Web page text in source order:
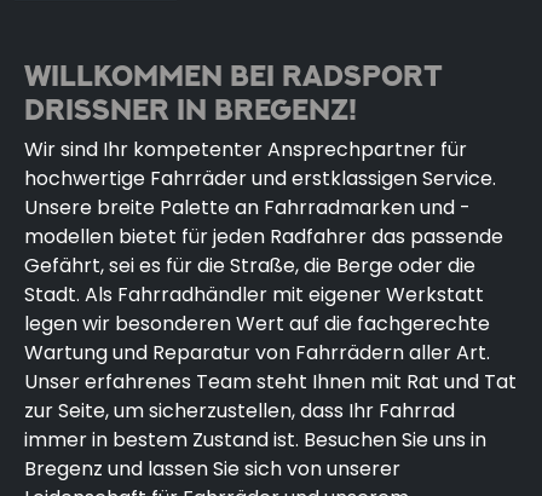
WILLKOMMEN BEI RADSPORT
DRISSNER IN BREGENZ!
Wir sind Ihr kompetenter Ansprechpartner für
hochwertige Fahrräder und erstklassigen Service.
Unsere breite Palette an Fahrradmarken und -
modellen bietet für jeden Radfahrer das passende
Gefährt, sei es für die Straße, die Berge oder die
Stadt. Als Fahrradhändler mit eigener Werkstatt
legen wir besonderen Wert auf die fachgerechte
Wartung und Reparatur von Fahrrädern aller Art.
Unser erfahrenes Team steht Ihnen mit Rat und Tat
zur Seite, um sicherzustellen, dass Ihr Fahrrad
immer in bestem Zustand ist. Besuchen Sie uns in
Bregenz und lassen Sie sich von unserer